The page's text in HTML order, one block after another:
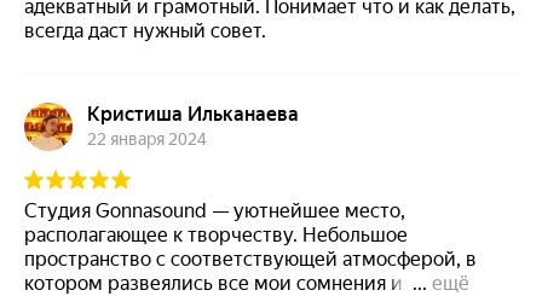
адекватный и грамотный. Понимает что и как делать,
всегда даст нужный совет.
Кристиша Ильканаева
22 января 2024
Студия Gonnasound — уютнейшее место,
располагающее к творчеству. Небольшое
пространство с соответствующей атмосферой, в
котором развеялись все мои сомнения и ... ещё